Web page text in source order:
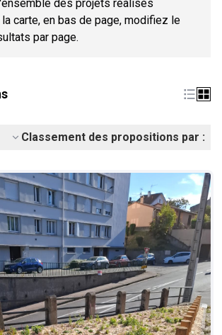
des projets réalisés
carte, en bas de page, modifiez le
par page.
Classement des propositions par :